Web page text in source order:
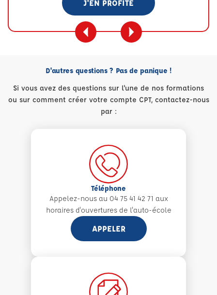
J'EN PROFITE
D'autres questions ? Pas de panique !
Si vous avez des questions sur l'une de nos formations
ou sur comment créer votre compte CPT, contactez-nous
par :
Téléphone
Appelez-nous au 04 75 41 42 71 aux
horaires d'ouvertures de l'auto-école
APPELER